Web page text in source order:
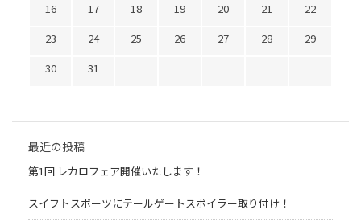
16
17 18 19 20 21
22
23
24 25 26 27 28
29
30
31
最近の投稿
第1回 レカロフェア開催いたします！
スイフトスポーツにテールゲートスポイラー取り付け！